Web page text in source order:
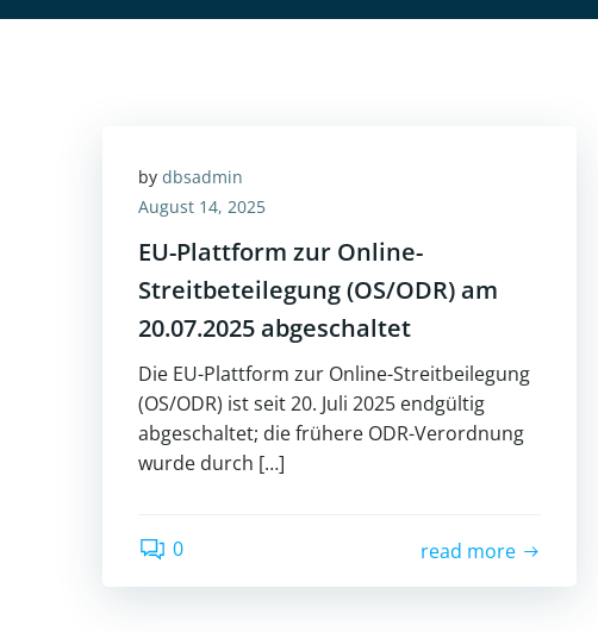
by dbsadmin
August 14, 2025
EU-Plattform zur Online-
Streitbeteilegung (OS/ODR) am
20.07.2025 abgeschaltet
Die EU-Plattform zur Online-Streitbeilegung
(OS/ODR) ist seit 20. Juli 2025 endgültig
abgeschaltet; die frühere ODR-Verordnung
wurde durch […]
0 read more